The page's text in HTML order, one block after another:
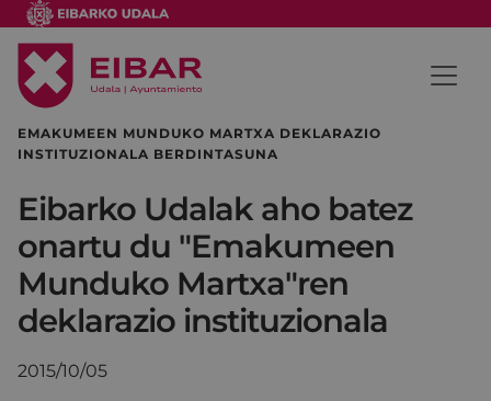
EMAKUMEEN MUNDUKO MARTXA DEKLARAZIO
INSTITUZIONALA BERDINTASUNA
Eibarko Udalak aho batez
onartu du "Emakumeen
Munduko Martxa"ren
deklarazio instituzionala
2015/10/05